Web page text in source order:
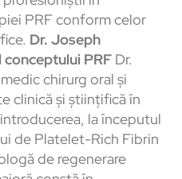
PRF conform celor
Dr. Joseph
PRF Dr.
chirurg oral și
clinică și științifică în
la începutul
de Platelet-Rich Fibrin
de regenerare